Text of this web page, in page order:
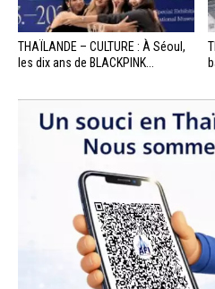
THAÏLANDE – CULTURE : À Séoul,
les dix ans de BLACKPINK...